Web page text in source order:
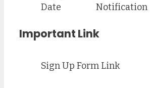
Date
Notification
Important Link
Sign Up Form Link